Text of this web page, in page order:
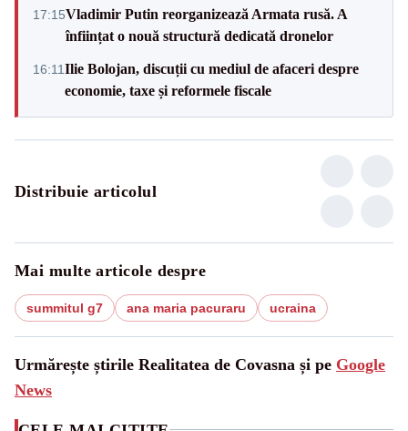
17:15Vladimir Putin reorganizează Armata rusă. A
înființat o nouă structură dedicată dronelor
16:11Ilie Bolojan, discuții cu mediul de afaceri despre
economie, taxe și reformele fiscale
Distribuie articolul
Mai multe articole despre
summitul g7 ana maria pacuraru ucraina
Urmărește știrile Realitatea de Covasna și pe Google
News